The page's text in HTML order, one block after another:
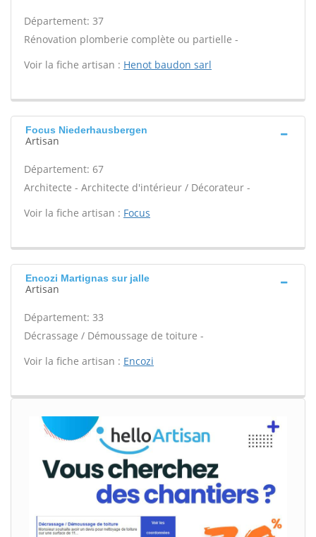
Département: 37
Rénovation plomberie complète ou partielle -
Voir la fiche artisan : Henot baudon sarl
Focus Niederhausbergen
Artisan
Département: 67
Architecte - Architecte d'intérieur / Décorateur -
Voir la fiche artisan : Focus
Encozi Martignas sur jalle
Artisan
Département: 33
Décrassage / Démoussage de toiture -
Voir la fiche artisan : Encozi